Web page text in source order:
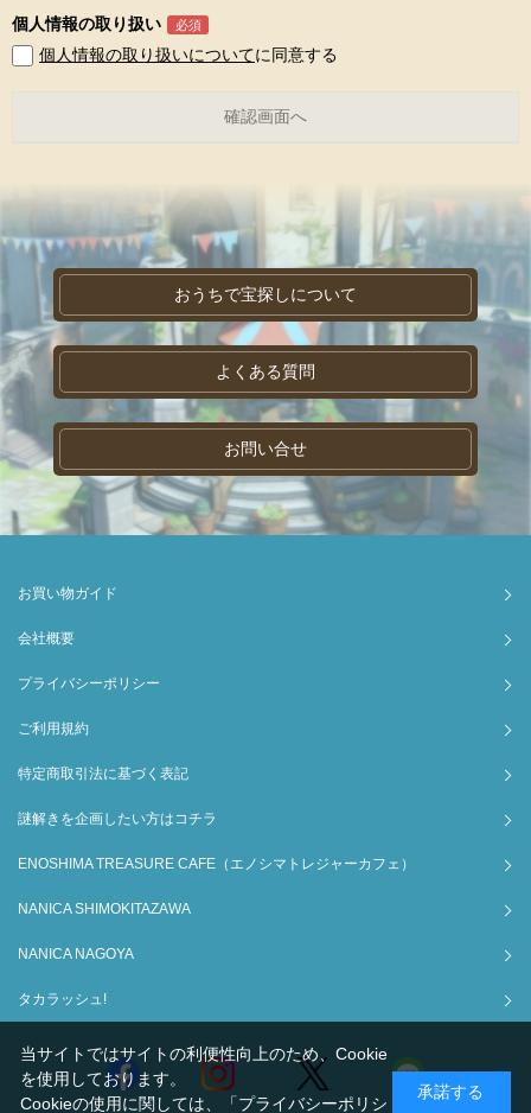
個人情報の取り扱い
個人情報の取り扱いについてに同意する
おうちで宝探しについて
よくある質問
お問い合せ
お買い物ガイド
会社概要
プライバシーポリシー
ご利用規約
特定商取引法に基づく表記
謎解きを企画したい方はコチラ
ENOSHIMA TREASURE CAFE（エノシマトレジャーカフェ）
NANICA SHIMOKITAZAWA
NANICA NAGOYA
タカラッシュ!
当サイトではサイトの利便性向上のため、Cookie
を使用しております。
Cookieの使用に関しては、
「プライバシーポリシ
承諾する